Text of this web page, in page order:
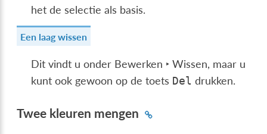
het de selectie als basis.
Een laag wissen
Dit vindt u onder Bewerken ‣ Wissen, maar u
kunt ook gewoon op de toets Del drukken.
Twee kleuren mengen